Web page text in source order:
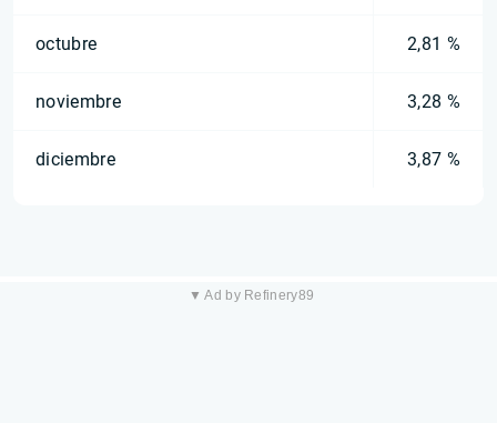
octubre 2,81 %
noviembre 3,28 %
diciembre 3,87 %
▼ Ad by Refinery89